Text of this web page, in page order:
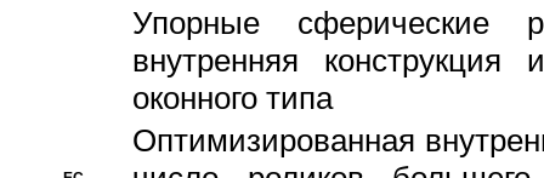
Упорные сферические
внутренняя
оконного типа
Oптимизированная